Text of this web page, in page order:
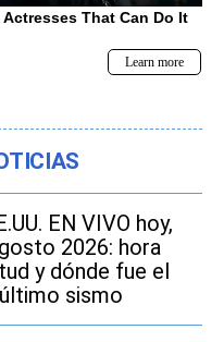
EN VIVO hoy,
2026: hora
y dónde fue el
sismo